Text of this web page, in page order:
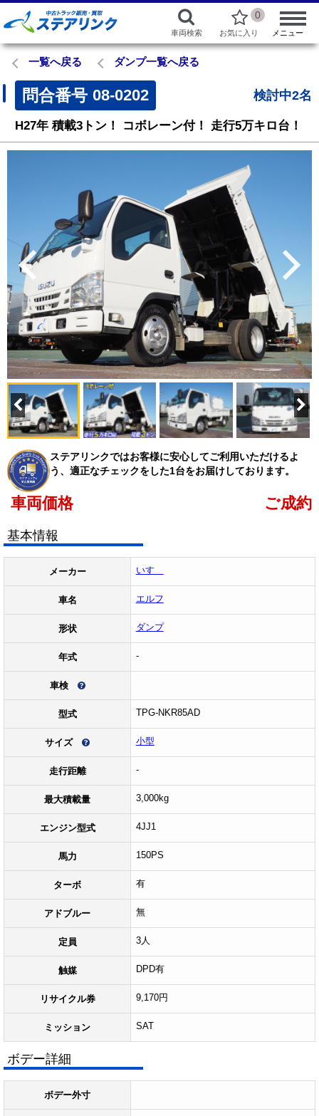
車両検索
0
お気に入り メニュー
一覧へ戻る ダンプ一覧へ戻る
問合番号 08-0202 検討中2名
H27年 積載3トン！ コボレーン付！ 走行5万キロ台！
ステアリンクではお客様に安心してご利用いただけるよ
う、適正なチェックをした1台をお届けしております。
車両価格 ご成約
基本情報
メーカー いすゞ
車名 エルフ
形状 ダンプ
年式 -
車検
型式 TPG-NKR85AD
サイズ 小型
走行距離 -
最大積載量 3,000kg
エンジン型式 4JJ1
馬力 150PS
ターボ 有
アドブルー 無
定員 3人
触媒 DPD有
リサイクル券 9,170円
ミッション SAT
ボデー詳細
ボデー外寸